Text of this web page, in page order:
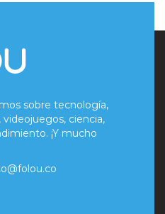
sobre tecnología,
ciencia,
¡Y mucho